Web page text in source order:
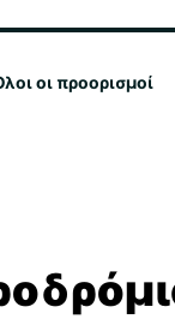
οι προορισμοί